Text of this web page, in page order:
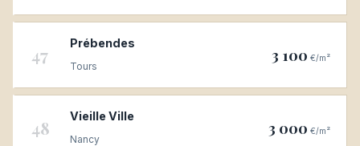
47
Prébendes
Tours
3 100 €/m²
48
Vieille Ville
Nancy
3 000 €/m²